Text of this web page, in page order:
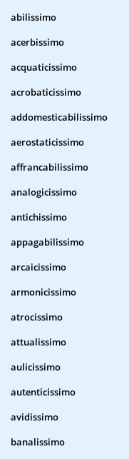
abilissimo
acerbissimo
acquaticissimo
acrobaticissimo
addomesticabilissimo
aerostaticissimo
affrancabilissimo
analogicissimo
antichissimo
appagabilissimo
arcaicissimo
armonicissimo
atrocissimo
attualissimo
aulicissimo
autenticissimo
avidissimo
banalissimo